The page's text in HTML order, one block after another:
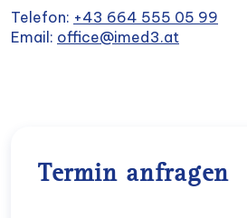
Telefon: +43 664 555 05 99
Email: office@imed3.at
Termin anfragen